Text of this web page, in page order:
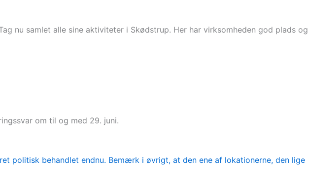
nu samlet alle sine aktiviteter i Skødstrup. Her har virksomheden god plads og
om til og med 29. juni.